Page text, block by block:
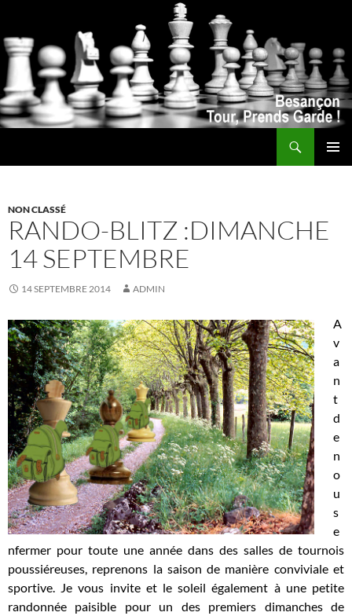
NON CLASSÉ
RANDO-BLITZ :DIMANCHE
14 SEPTEMBRE
14 SEPTEMBRE 2014 ADMIN
A
v
a
n
t
d
e
n
o
u
s
e
nfermer pour toute une année dans des salles de tournois
poussiéreuses, reprenons la saison de manière conviviale et
sportive. Je vous invite et le soleil également à une petite
randonnée paisible pour un des premiers dimanches de